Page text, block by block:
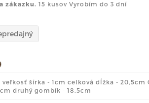
zákazku. 15 kusov Vyrobím do 3 dní
veľkosť šírka - 1cm celková dĺžka - 20,5cm
druhý gombík - 18,5cm